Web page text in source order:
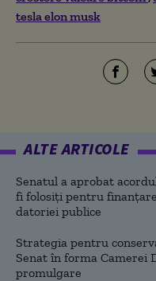
tesla elon musk
ALTE ARTICOLE
Senatul a aprobat
fi folosiți pentru
datoriei publice
Strategia pentru
Senat în forma Camerei
promulgare